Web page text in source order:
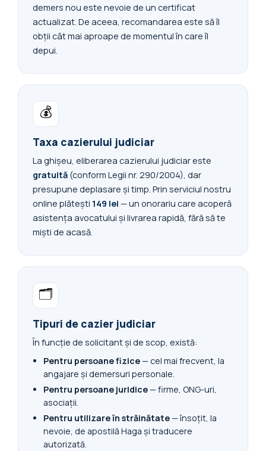
demers nou este nevoie de un certificat
actualizat. De aceea, recomandarea este să îl
obții cât mai aproape de momentul în care îl
depui.
💰
Taxa cazierului judiciar
La ghișeu, eliberarea cazierului judiciar este
gratuită (conform Legii nr. 290/2004), dar
presupune deplasare și timp. Prin serviciul nostru
online plătești 149 lei — un onorariu care acoperă
asistența avocatului și livrarea rapidă, fără să te
miști de acasă.
🗂️
Tipuri de cazier judiciar
În funcție de solicitant și de scop, există:
Pentru persoane fizice— cel mai frecvent, la
angajare și demersuri personale.
Pentru persoane juridice— firme, ONG-uri,
asociații.
Pentru utilizare în străinătate— însoțit, la
nevoie, de apostilă Haga și traducere
autorizată.